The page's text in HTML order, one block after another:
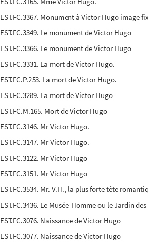
EST.FC.3367. Monument à Victor Hugo image
EST.FC.3349. Le monument de Victor Hugo
EST.FC.3366. Le monument de Victor Hugo
EST.FC.3331. La mort de Victor Hugo.
EST.FC.P.253. La mort de Victor Hugo.
EST.FC.3289. La mort de Victor Hugo
EST.FC.M.165. Mort de Victor Hugo
EST.FC.3146. Mr Victor Hugo.
EST.FC.3147. Mr Victor Hugo.
EST.FC.3122. Mr Victor Hugo
EST.FC.3151. Mr Victor Hugo
EST.FC.3534. Mr. V.H., la plus forte tête
EST.FC.3436. Le Musée-Homme ou le Jardin
EST.FC.3076. Naissance de Victor Hugo
EST.FC.3077. Naissance de Victor Hugo